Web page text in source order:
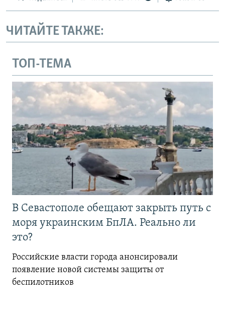
ЧИТАЙТЕ ТАКЖЕ:
ТОП-ТЕМА
В Севастополе обещают закрыть путь с
моря украинским БпЛА. Реально ли
это?
Российские власти города анонсировали
появление новой системы защиты от
беспилотников